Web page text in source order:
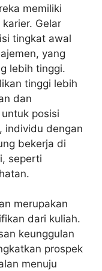
memiliki
Gelar
tingkat awal
yang
lebih tinggi.
tinggi lebih
dan
posisi
individu dengan
bekerja di
seperti
merupakan
dari kuliah.
keunggulan
prospek
menuju